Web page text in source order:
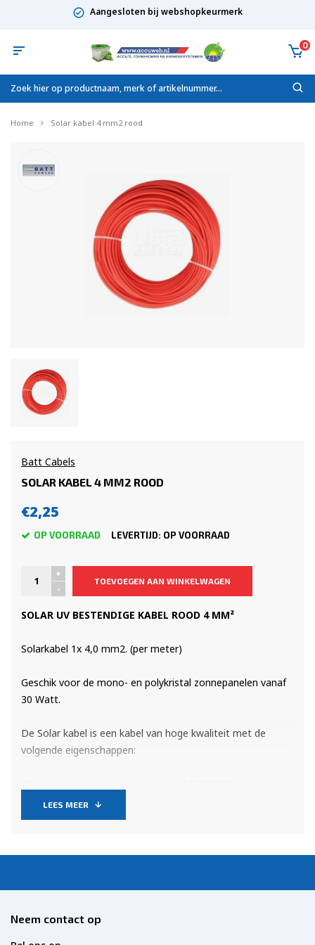
Aangesloten bij webshopkeurmerk
0
Home Solar kabel 4 mm2 rood
Batt Cabels
SOLAR KABEL 4 MM2 ROOD
€2,25
OP VOORRAAD LEVERTIJD: OP VOORRAAD
+
-
TOEVOEGEN AAN WINKELWAGEN
SOLAR UV BESTENDIGE KABEL ROOD 4 MM²
Solarkabel 1x 4,0 mm2. (per meter)
Geschik voor de mono- en polykristal zonnepanelen vanaf
30 Watt.
De Solar kabel is een kabel van hoge kwaliteit met de
volgende eigenschappen:
temperatuurrange -40 tot +90 graden C.
Geschikt voor vaste en flexibele montage, kleur zwart.
De prijs is per meter.
LEES MEER
Neem contact op